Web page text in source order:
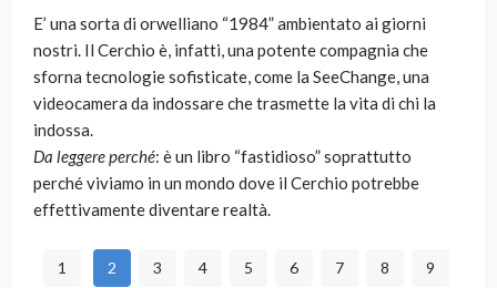
E’ una sorta di orwelliano “1984” ambientato ai giorni
nostri. Il Cerchio è, infatti, una potente compagnia che
sforna tecnologie sofisticate, come la SeeChange, una
videocamera da indossare che trasmette la vita di chi la
indossa.
Da leggere perché: è un libro “fastidioso” soprattutto
perché viviamo in un mondo dove il Cerchio potrebbe
effettivamente diventare realtà.
1 2 3 4 5 6 7 8 9